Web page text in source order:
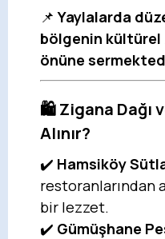
📌Yaylalarda
bölgenin
önüne
🛍️ Zigana Dağı
Alınır?
✔️ Hamsiköy
restoranlarından
bir lezzet.
✔️ Gümüşhane